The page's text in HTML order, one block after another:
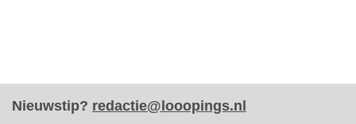
Nieuwstip? redactie@looopings.nl